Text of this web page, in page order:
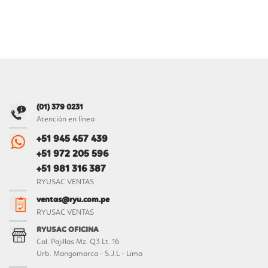
(01) 379 0231
Atención en línea
+51 945 457 439
+51 972 205 596
+51 981 316 387
RYUSAC VENTAS
ventas@ryu.com.pe
RYUSAC VENTAS
RYUSAC OFICINA
Cal. Pajillas Mz. Q3 Lt. 16
Urb. Mangomarca - S.J.L - Lima